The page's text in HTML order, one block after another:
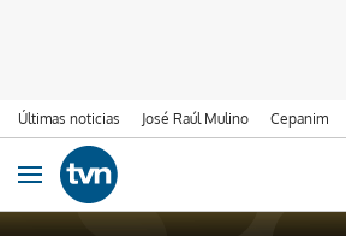
Últimas noticias José Raúl Mulino Cepanim
Ir al contenido
Obrir navegació